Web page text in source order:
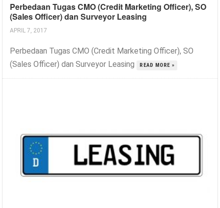
Perbedaan Tugas CMO (Credit Marketing Officer), SO
(Sales Officer) dan Surveyor Leasing
APRIL 7, 2017
Perbedaan Tugas CMO (Credit Marketing Officer), SO
(Sales Officer) dan Surveyor Leasing
READ MORE »